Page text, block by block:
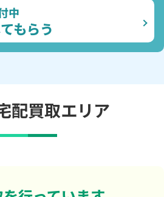
中
もらう
配買取エリア